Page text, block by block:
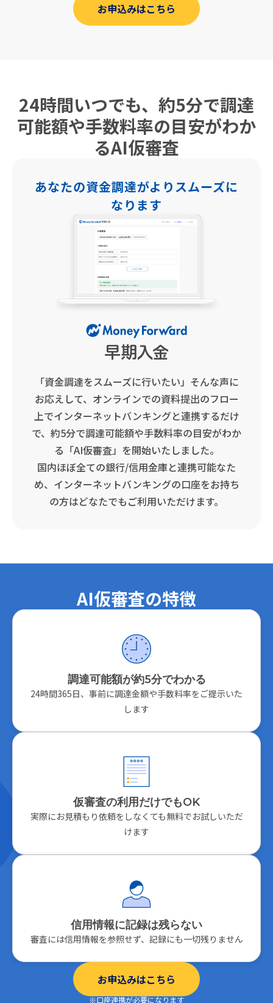
お申込みはこちら
24時間いつでも、約5分で調達
可能額や手数料率の目安がわか
るAI仮審査
あなたの資金調達がよりスムーズに
なります
「資金調達をスムーズに行いたい」そんな声に
お応えして、オンラインでの資料提出のフロー
上でインターネットバンキングと連携するだけ
で、約5分で調達可能額や手数料率の目安がわか
る「AI仮審査」を開始いたしました。
国内ほぼ全ての銀行/信用金庫と連携可能なた
め、インターネットバンキングの口座をお持ち
の方はどなたでもご利用いただけます。
AI仮審査の特徴
調達可能額が約5分でわかる
24時間365日、事前に調達金額や手数料率をご提示いた
します
仮審査の利用だけでもOK
実際にお見積もり依頼をしなくても無料でお試しいただ
けます
信用情報に記録は残らない
審査には信用情報を参照せず、記録にも一切残りません
お申込みはこちら
※口座連携が必要になります